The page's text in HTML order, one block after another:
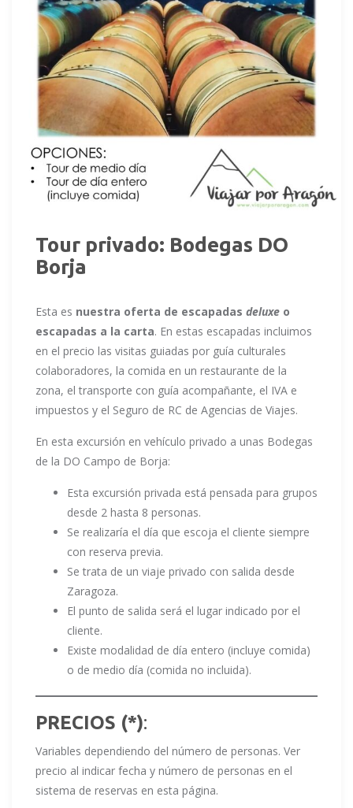
Tour privado: Bodegas DO
Borja
Esta es nuestra oferta de escapadas deluxe o
escapadas a la carta. En estas escapadas incluimos
en el precio las visitas guiadas por guía culturales
colaboradores, la comida en un restaurante de la
zona, el transporte con guía acompañante, el IVA e
impuestos y el Seguro de RC de Agencias de Viajes.
En esta excursión en vehículo privado a unas Bodegas
de la DO Campo de Borja:
Esta excursión privada está pensada para grupos
desde 2 hasta 8 personas.
Se realizaría el día que escoja el cliente siempre
con reserva previa.
Se trata de un viaje privado con salida desde
Zaragoza.
El punto de salida será el lugar indicado por el
cliente.
Existe modalidad de día entero (incluye comida)
o de medio día (comida no incluida).
PRECIOS (*):
Variables dependiendo del número de personas. Ver
precio al indicar fecha y número de personas en el
sistema de reservas en esta página.